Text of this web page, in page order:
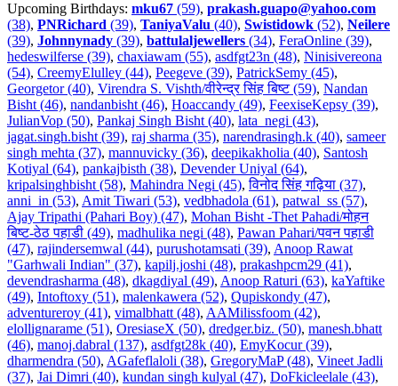
Upcoming Birthdays: mku67 (59), prakash.guapo@yahoo.com
(38), PNRichard (39), TaniyaValu (40), Swistidowk (52), Neilere
(39), Johnnynady (39), battulaljewellers (34), FeraOnline (39),
hedeswilferse (39), chaxiawam (55), asdfgt23n (48), Ninisivereona
(54), CreemyElulley (44), Peegeve (39), PatrickSemy (45),
Georgetor (40), Virendra S. Vishth/वीरेन्द्र सिंह बिष्ट (59), Nandan
Bisht (46), nandanbisht (46), Hoaccandy (49), FeexiseKepsy (39),
JulianVop (50), Pankaj Singh Bisht (40), lata_negi (43),
jagat.singh.bisht (39), raj sharma (35), narendrasingh.k (40), sameer
singh mehta (37), mannuvicky (36), deepikakholia (40), Santosh
Kotiyal (64), pankajbisth (38), Devender Uniyal (64),
kripalsinghbisht (58), Mahindra Negi (45),विनोद सिंह गढ़िया (37),
anni_in (53), Amit Tiwari (53), vedbhadola (61), patwal_ss (57),
Ajay Tripathi (Pahari Boy) (47), Mohan Bisht -Thet Pahadi/मोहन
बिष्ट-ठेठ पहाडी (49), madhulika negi (48), Pawan Pahari/पवन पहाडी
(47), rajindersemwal (44), purushotamsati (39), Anoop Rawat
"Garhwali Indian" (37), kapilj.joshi (48), prakashpcm29 (41),
devendrasharma (48), dkagdiyal (49), Anoop Raturi (63), kaYaftike
(49), Intoftoxy (51), malenkawera (52), Qupiskondy (47),
adventureroy (41), vimalbhatt (48), AAMilissfoom (42),
elollignarame (51), OresiaseX (50), dredger.biz. (50), manesh.bhatt
(46), manoj.dabral (137), asdfgt28k (40), EmyKocur (39),
dharmendra (50), AGafeflaloli (38), GregoryMaP (48), Vineet Jadli
(37), Jai Dimri (40), kundan singh kulyal (47), DoFkicleelale (43),